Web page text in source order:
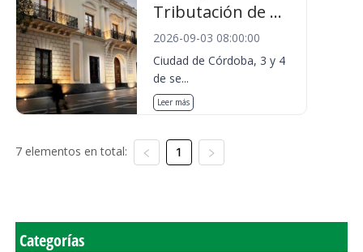
Tributación de ...
2026-09-03 08:00:00
Ciudad de Córdoba, 3 y 4
de se...
Leer más
7 elementos en total: 1
Categorías